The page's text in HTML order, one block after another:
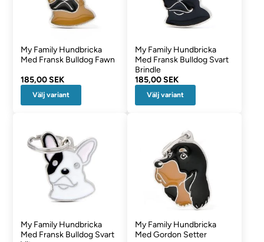
My Family Hundbricka
Med Fransk Bulldog Fawn
185,00 SEK
Välj variant
My Family Hundbricka
Med Fransk Bulldog Svart
Brindle
185,00 SEK
Välj variant
My Family Hundbricka
Med Fransk Bulldog Svart
My Family Hundbricka
Med Gordon Setter